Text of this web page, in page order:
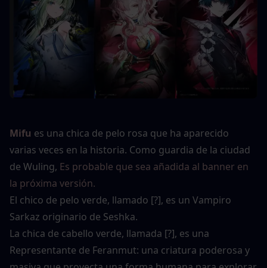
Mifu es una chica de pelo rosa que ha aparecido
varias veces en la historia. Como guardia de la ciudad
de Wuling, Es probable que sea añadida al banner en
la próxima versión.
El chico de pelo verde, llamado [?], es un Vampiro
Sarkaz originario de Seshka.
La chica de cabello verde, llamada [?], es una
Representante de Feranmut: una criatura poderosa y